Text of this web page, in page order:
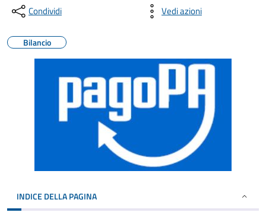
Condividi Vedi azioni
Bilancio
INDICE DELLA PAGINA